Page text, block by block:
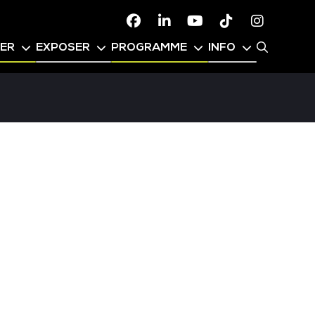
FacebookLinkedinYoutubeTikTok
EXPOSER PROGRAMME INFO